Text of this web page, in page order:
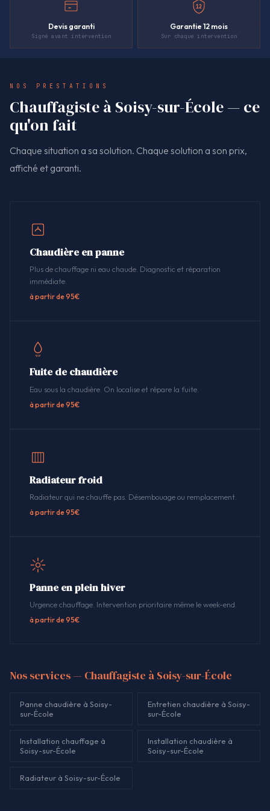
Devis garanti
Signé avant intervention
12
Garantie 12 mois
Sur chaque intervention
NOS PRESTATIONS
Chauffagiste à Soisy-sur-École — ce
qu'on fait
Chaque situation a sa solution. Chaque solution a son prix,
affiché et garanti.
Chaudière en panne
Plus de chauffage ni eau chaude. Diagnostic et réparation
immédiate.
à partir de 95€
Fuite de chaudière
Eau sous la chaudière. On localise et répare la fuite.
à partir de 95€
Radiateur froid
Radiateur qui ne chauffe pas. Désembouage ou remplacement.
à partir de 95€
Panne en plein hiver
Urgence chauffage. Intervention prioritaire même le week-end.
à partir de 95€
Nos services — Chauffagiste à Soisy-sur-École
Panne chaudière à Soisy-
sur-École
Entretien chaudière à Soisy-
sur-École
Installation chauffage à
Soisy-sur-École
Installation chaudière à
Soisy-sur-École
Radiateur à Soisy-sur-École